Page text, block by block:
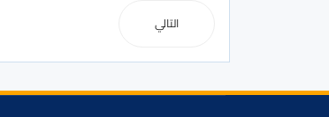
التالي